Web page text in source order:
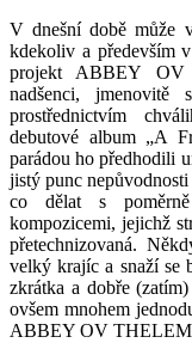
V dnešní době může
kdekoliv a především
projekt ABBEY
nadšenci,
prostřednictvím
debutové album „A
parádou ho předhodili
jistý punc
co dělat s
kompozicemi, jejichž
přetechnizovaná.
velký krajíc a snaží se
zkrátka a dobře
ovšem mnohem
ABBEY OV